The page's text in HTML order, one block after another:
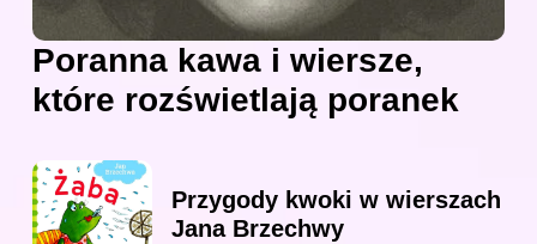
Poranna kawa i wiersze,
które rozświetlają poranek
Przygody kwoki w wierszach
Jana Brzechwy